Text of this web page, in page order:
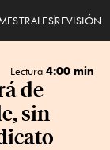
REVISIÓN
Lectura 4:00 min
de
sin